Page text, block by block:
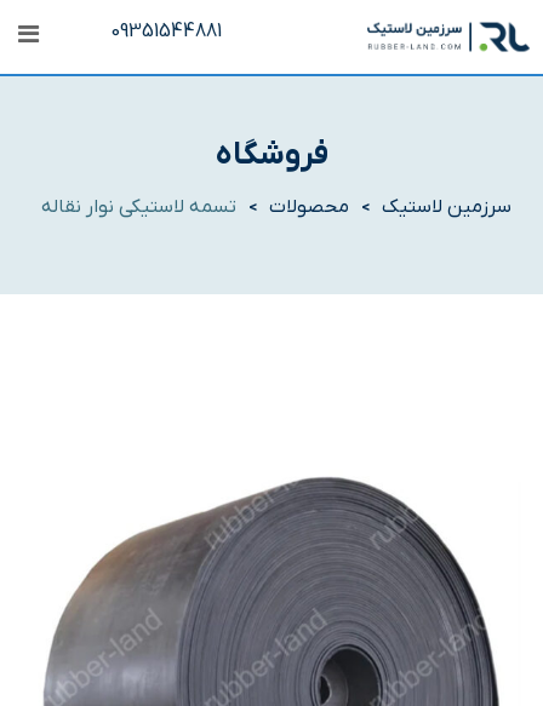
به
محتوا
09351544881
فروشگاه
سرزمین لاستیک > محصولات > تسمه لاستیکی نوار نقاله